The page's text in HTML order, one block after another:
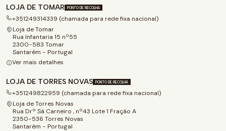
LOJA DE TOMAR PONTO DE RECOLHA
+351249314339 (chamada para rede fixa nacional)
Loja de Tomar
Rua Infantaria 15 nº55
2300-583 Tomar
Santarém - Portugal
Ver mais detalhes
LOJA DE TORRES NOVAS PONTO DE RECOLHA
+351249822959 (chamada para rede fixa nacional)
Loja de Torres Novas
Rua Drº Sá Carneiro , nº43 Lote 1 Fração A
2350-536 Torres Novas
Santarém - Portugal